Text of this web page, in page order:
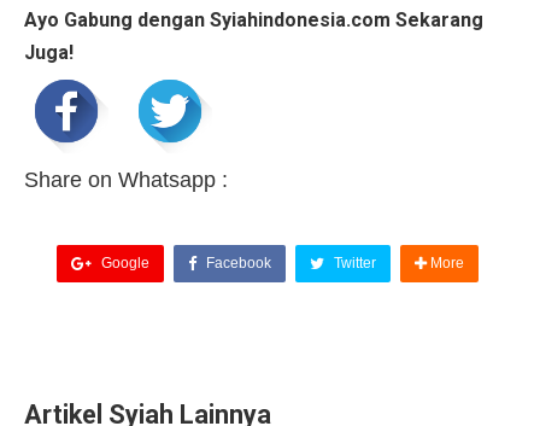
Ayo Gabung dengan Syiahindonesia.com Sekarang
Juga!
Share on Whatsapp :
Google Facebook Twitter More
Artikel Syiah Lainnya